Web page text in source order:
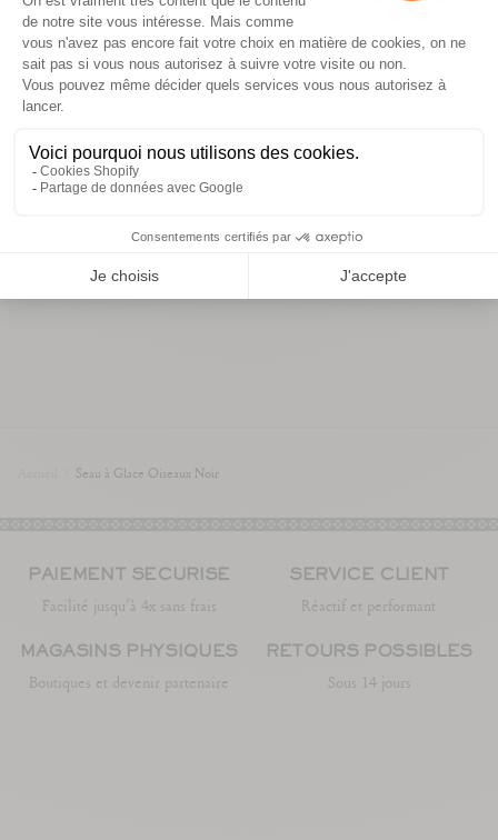
détails et dimensions
Seau à Glace Oiseaux Noir
PAIEMENT SÉCURISÉ
Facilité jusqu’à 4x sans frais
SERVICE CLIENT
Réactif et performant
MAGASINS PHYSIQUES
Boutiques et devenir partenaire
RETOURS POSSIBLES
Sous 14 jours